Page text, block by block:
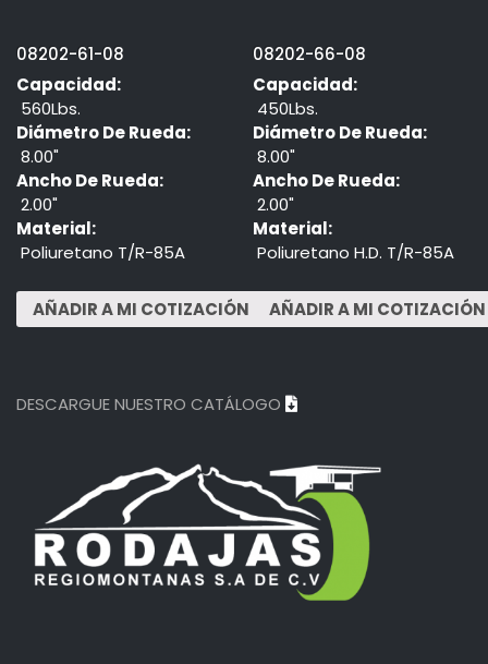
08202-61-08
Capacidad:
560Lbs.
Diámetro De Rueda:
8.00"
Ancho De Rueda:
2.00"
Material:
Poliuretano T/R-85A
08202-66-08
Capacidad:
450Lbs.
Diámetro De Rueda:
8.00"
Ancho De Rueda:
2.00"
Material:
Poliuretano H.D. T/R-85A
DESCARGUE NUESTRO CATÁLOGO